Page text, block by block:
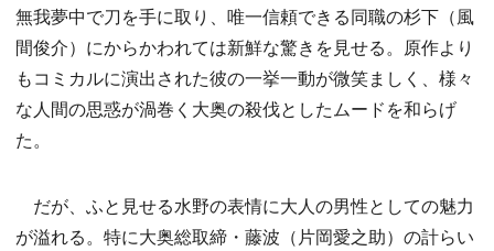
無我夢中で刀を手に取り、唯一信頼できる同職の杉下（風
間俊介）にからかわれては新鮮な驚きを見せる。原作より
もコミカルに演出された彼の一挙一動が微笑ましく、様々
な人間の思惑が渦巻く大奥の殺伐としたムードを和らげ
た。
だが、ふと見せる水野の表情に大人の男性としての魅力
が溢れる。特に大奥総取締・藤波（片岡愛之助）の計らい